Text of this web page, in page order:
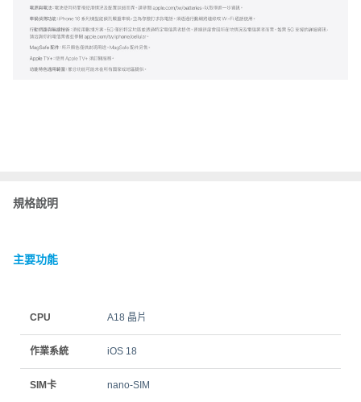
規格說明
主要功能
CPU A18 晶片
作業系統 iOS 18
SIM卡 nano‑SIM